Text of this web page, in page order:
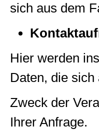
sich aus dem
Hier werden
Daten, die
Zweck der
Ihrer Anfrage.